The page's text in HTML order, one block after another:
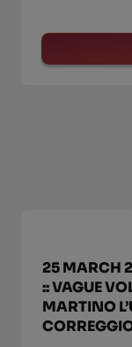
25 MARCH
:: VAGUE
MARTINO